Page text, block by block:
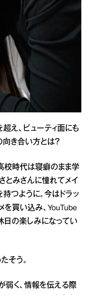
え、ビューティ面にも
き合い方とは？
校時代は寝癖のまま学
とみさんに憧れてメイ
つように。今はドラッ
を買い込み、YouTube
日の楽しみになってい
そう。
弱く、情報を伝える際